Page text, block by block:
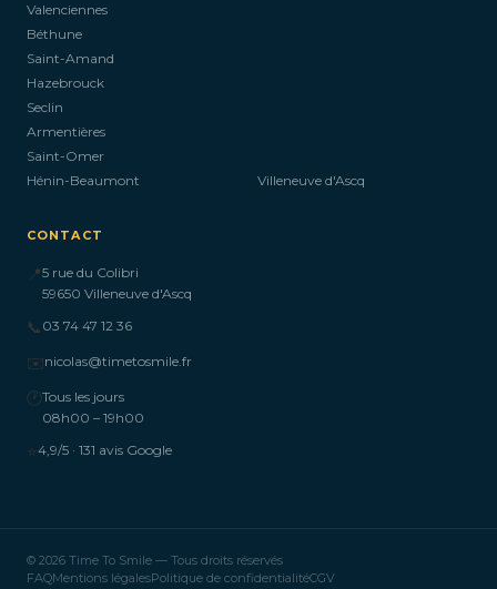
Valenciennes
Béthune
Saint-Amand
Hazebrouck
Seclin
Armentières
Saint-Omer
Hénin-Beaumont
Villeneuve d'Ascq
CONTACT
📍5 rue du Colibri
59650 Villeneuve d'Ascq
📞 03 74 47 12 36
✉️nicolas@timetosmile.fr
🕐Tous les jours
08h00 – 19h00
⭐4,9/5 · 131 avis Google
© 2026 Time To Smile — Tous droits réservés
FAQMentions légalesPolitique de confidentialitéCGV